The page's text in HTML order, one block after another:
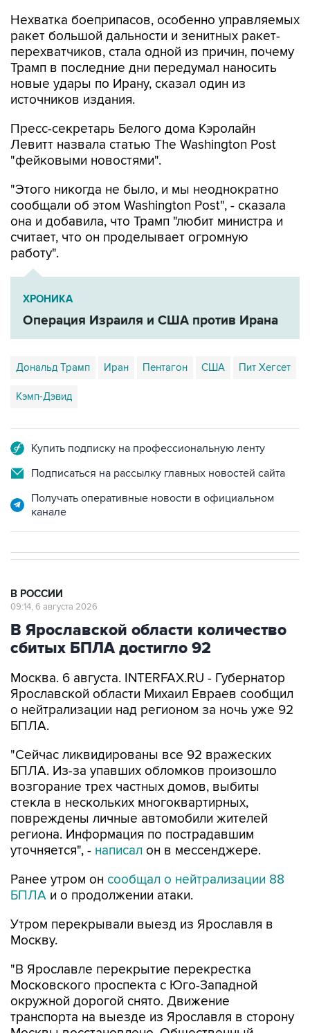
Нехватка боеприпасов, особенно управляемых
ракет большой дальности и зенитных ракет-
перехватчиков, стала одной из причин, почему
Трамп в последние дни передумал наносить
новые удары по Ирану, сказал один из
источников издания.
Пресс-секретарь Белого дома Кэролайн
Левитт назвала статью The Washington Post
"фейковыми новостями".
"Этого никогда не было, и мы неоднократно
сообщали об этом Washington Post", - сказала
она и добавила, что Трамп "любит министра и
считает, что он проделывает огромную
работу".
ХРОНИКА
Операция Израиля и США против Ирана
Дональд Трамп Иран Пентагон США Пит Хегсет
Кэмп-Дэвид
Купить подписку на профессиональную ленту
Подписаться на рассылку главных новостей сайта
Получать оперативные новости в официальном
канале
В РОССИИ
09:14, 6 августа 2026
В Ярославской области количество
сбитых БПЛА достигло 92
Москва. 6 августа. INTERFAX.RU - Губернатор
Ярославской области Михаил Евраев сообщил
о нейтрализации над регионом за ночь уже 92
БПЛА.
"Сейчас ликвидированы все 92 вражеских
БПЛА. Из-за упавших обломков произошло
возгорание трех частных домов, выбиты
стекла в нескольких многоквартирных,
повреждены личные автомобили жителей
региона. Информация по пострадавшим
уточняется", - написал он в мессенджере.
Ранее утром он сообщал о нейтрализации 88
БПЛА и о продолжении атаки.
Утром перекрывали выезд из Ярославля в
Москву.
"В Ярославле перекрытие перекрестка
Московского проспекта с Юго-Западной
окружной дорогой снято. Движение
транспорта на выезде из Ярославля в сторону